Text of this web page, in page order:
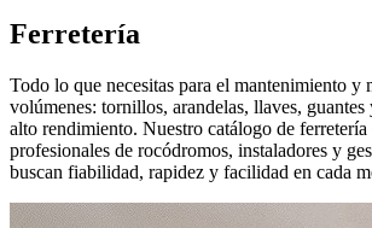
Ferretería
Todo lo que necesitas para el mantenimiento y
volúmenes: tornillos, arandelas, llaves, guantes
alto rendimiento. Nuestro catálogo de ferretería
profesionales de rocódromos, instaladores y
buscan fiabilidad, rapidez y facilidad en cada